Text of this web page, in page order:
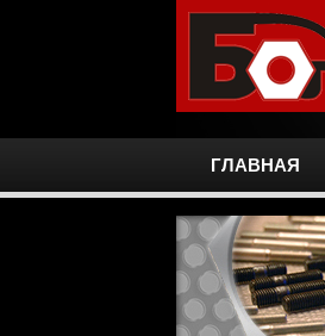
ГЛАВНАЯ